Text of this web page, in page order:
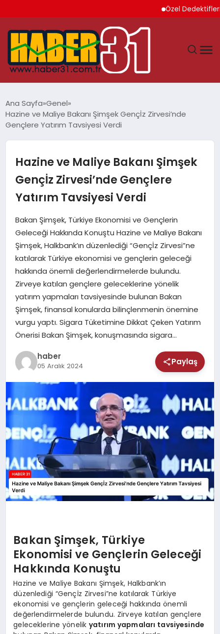
Özel Dedektiflerin
HATAY
EKONOMI
GÜNDEM
MAGAZIN
SAĞLIK
TEKNOLOJI
Ana Sayfa Genel
Hazine ve Maliye Bakanı Şimşek Gençİz Zirvesi’nde
Gençlere Yatırım Tavsiyesi Verdi
Hazine ve Maliye Bakanı Şimşek
Gençİz Zirvesi’nde Gençlere
Yatırım Tavsiyesi Verdi
Bakan Şimşek, Türkiye Ekonomisi ve Gençlerin
Geleceği Hakkında Konuştu Hazine ve Maliye Bakanı
Şimşek, Halkbank’ın düzenlediği “Gençİz Zirvesi”ne
katılarak Türkiye ekonomisi ve gençlerin geleceği
hakkında önemli değerlendirmelerde bulundu.
Zirveye katılan gençlere geleceklerine yönelik
yatırım yapmaları tavsiyesinde bulunan Bakan
Şimşek, finansal konularda bilinçlenmenin önemine
vurgu yaptı. Sigara Tüketimine Dikkat Çeken Yatırım
Önerisi Bakan Şimşek, konuşmasında sigara…
haber
05 Aralık 2024 Paylaş
Bakan Şimşek, Türkiye
Ekonomisi ve Gençlerin Geleceği
Hakkında Konuştu
Hazine ve Maliye Bakanı Şimşek, Halkbank’ın
düzenlediği “Gençİz Zirvesi”ne katılarak Türkiye
ekonomisi ve gençlerin geleceği hakkında önemli
değerlendirmelerde bulundu. Zirveye katılan gençlere
geleceklerine yönelikyatırım yapmaları tavsiyesinde